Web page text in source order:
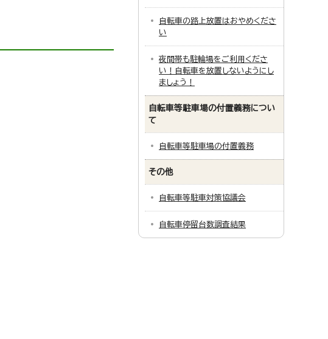
自転車の路上放置はおやめくださ
い
夜間帯も駐輪場をご利用くださ
い！自転車を放置しないようにし
ましょう！
自転車等駐車場の付置義務につい
て
自転車等駐車場の付置義務
その他
自転車等駐車対策協議会
自転車停留台数調査結果